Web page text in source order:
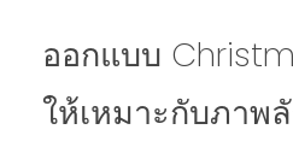
ออกแบบ
ให้เหมาะกับภาพ